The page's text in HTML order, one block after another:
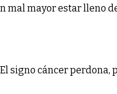
mal mayor estar lleno
signo cáncer